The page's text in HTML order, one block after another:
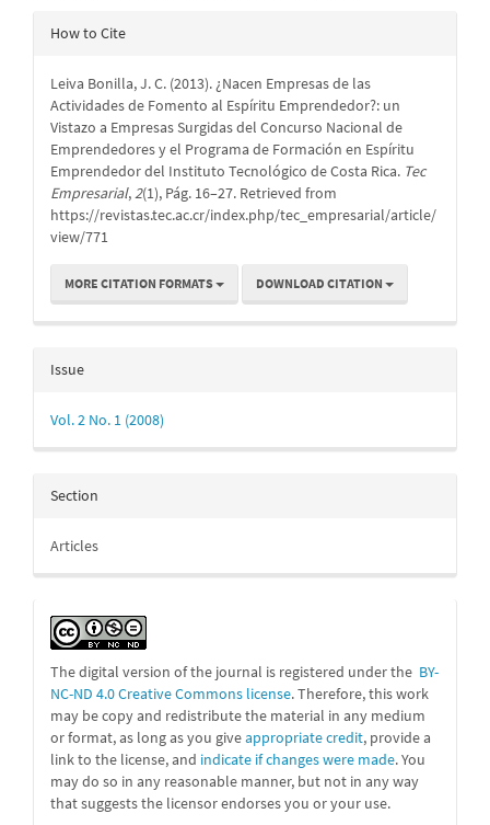
Article
How to Cite
Leiva Bonilla, J. C. (2013). ¿Nacen Empresas de las
Actividades de Fomento al Espíritu Emprendedor?: un
Vistazo a Empresas Surgidas del Concurso Nacional de
Emprendedores y el Programa de Formación en Espíritu
Emprendedor del Instituto Tecnológico de Costa Rica. Tec
Empresarial,2(1), Pág. 16–27. Retrieved from
https://revistas.tec.ac.cr/index.php/tec_empresarial/article/
view/771
MORE CITATION FORMATS DOWNLOAD CITATION
Issue
Vol. 2 No. 1 (2008)
Section
Articles
The digital version of the journal is registered under the BY-
NC-ND 4.0 Creative Commons license. Therefore, this work
may becopy and redistribute the material in any medium
or format, as long as you giveappropriate credit, provide a
link to the license, and indicate if changes were made. You
may do so in any reasonable manner, but not in any way
that suggests the licensor endorses you or your use.